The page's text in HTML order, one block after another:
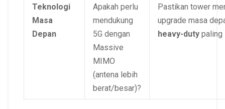
Teknologi
Masa
Depan
Apakah perlu
mendukung
5G dengan
Massive
MIMO
(antena lebih
berat/besar)?
Pastikan tower
upgrade masa
heavy-duty paling